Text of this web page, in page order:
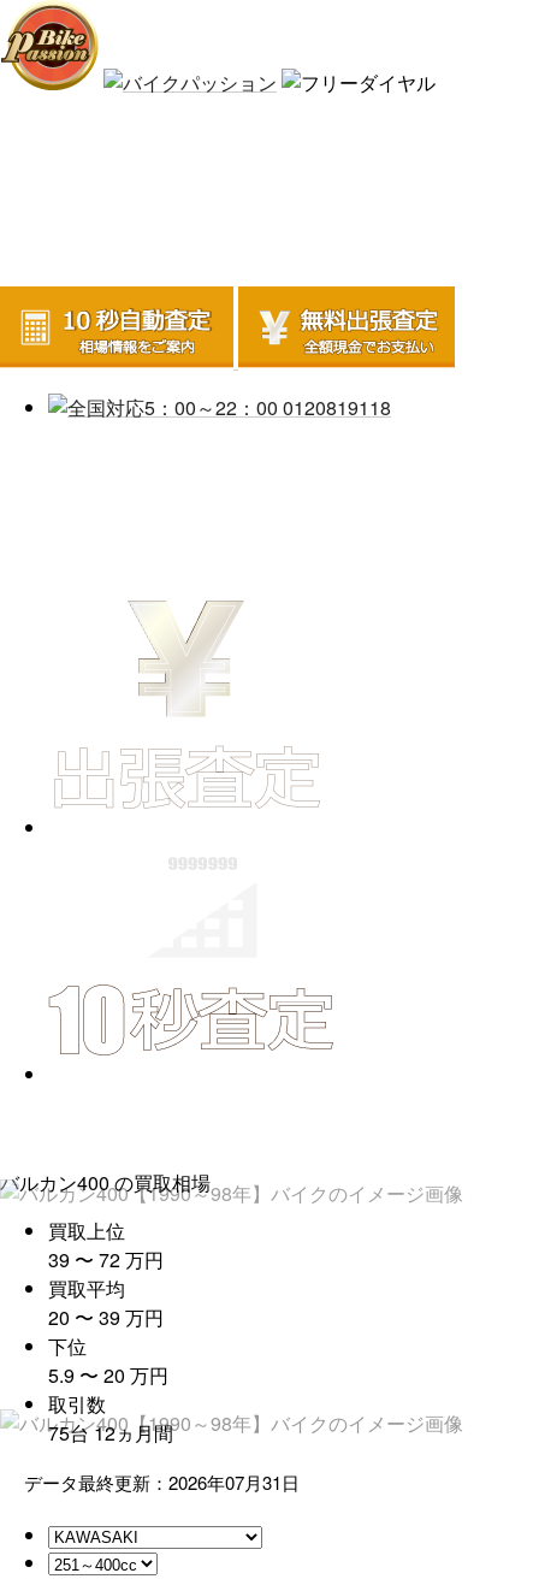
バルカン400の買取相場
買取上位
39 〜 72万円
買取平均
20 〜 39万円
下位
5.9 〜 20 万円
取引数
75台12ヵ月間
データ最終更新：2026年07月31日